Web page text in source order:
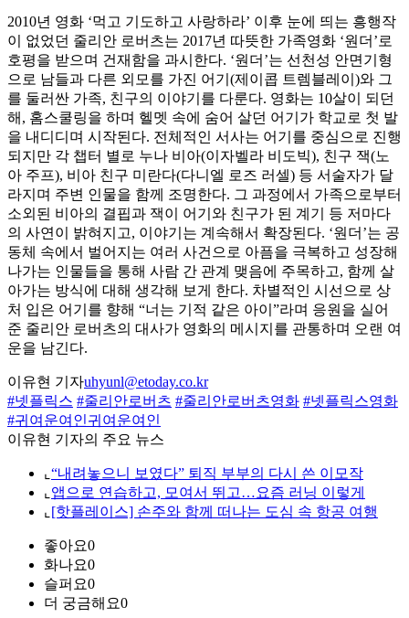
2010년 영화 ‘먹고 기도하고 사랑하라’ 이후 눈에 띄는 흥행작
이 없었던 줄리안 로버츠는 2017년 따뜻한 가족영화 ‘원더’로
호평을 받으며 건재함을 과시한다. ‘원더’는 선천성 안면기형
으로 남들과 다른 외모를 가진 어기(제이콥 트렘블레이)와 그
를 둘러싼 가족, 친구의 이야기를 다룬다. 영화는 10살이 되던
해, 홈스쿨링을 하며 헬멧 속에 숨어 살던 어기가 학교로 첫 발
을 내디디며 시작된다. 전체적인 서사는 어기를 중심으로 진행
되지만 각 챕터 별로 누나 비아(이자벨라 비도빅), 친구 잭(노
아 주프), 비아 친구 미란다(다니엘 로즈 러셀) 등 서술자가 달
라지며 주변 인물을 함께 조명한다. 그 과정에서 가족으로부터
소외된 비아의 결핍과 잭이 어기와 친구가 된 계기 등 저마다
의 사연이 밝혀지고, 이야기는 계속해서 확장된다. ‘원더’는 공
동체 속에서 벌어지는 여러 사건으로 아픔을 극복하고 성장해
나가는 인물들을 통해 사람 간 관계 맺음에 주목하고, 함께 살
아가는 방식에 대해 생각해 보게 한다. 차별적인 시선으로 상
처 입은 어기를 향해 “너는 기적 같은 아이”라며 응원을 실어
준 줄리안 로버츠의 대사가 영화의 메시지를 관통하며 오랜 여
운을 남긴다.
이유현 기자uhyunl@etoday.co.kr
#넷플릭스 #줄리안로버츠 #줄리안로버츠영화 #넷플릭스영화
#귀여운여인귀여운여인
이유현 기자의 주요 뉴스
⌞ “내려놓으니 보였다” 퇴직 부부의 다시 쓴 이모작
⌞ 앱으로 연습하고, 모여서 뛰고…요즘 러닝 이렇게
⌞ [핫플레이스] 손주와 함께 떠나는 도심 속 항공 여행
좋아요0
화나요0
슬퍼요0
더 궁금해요0